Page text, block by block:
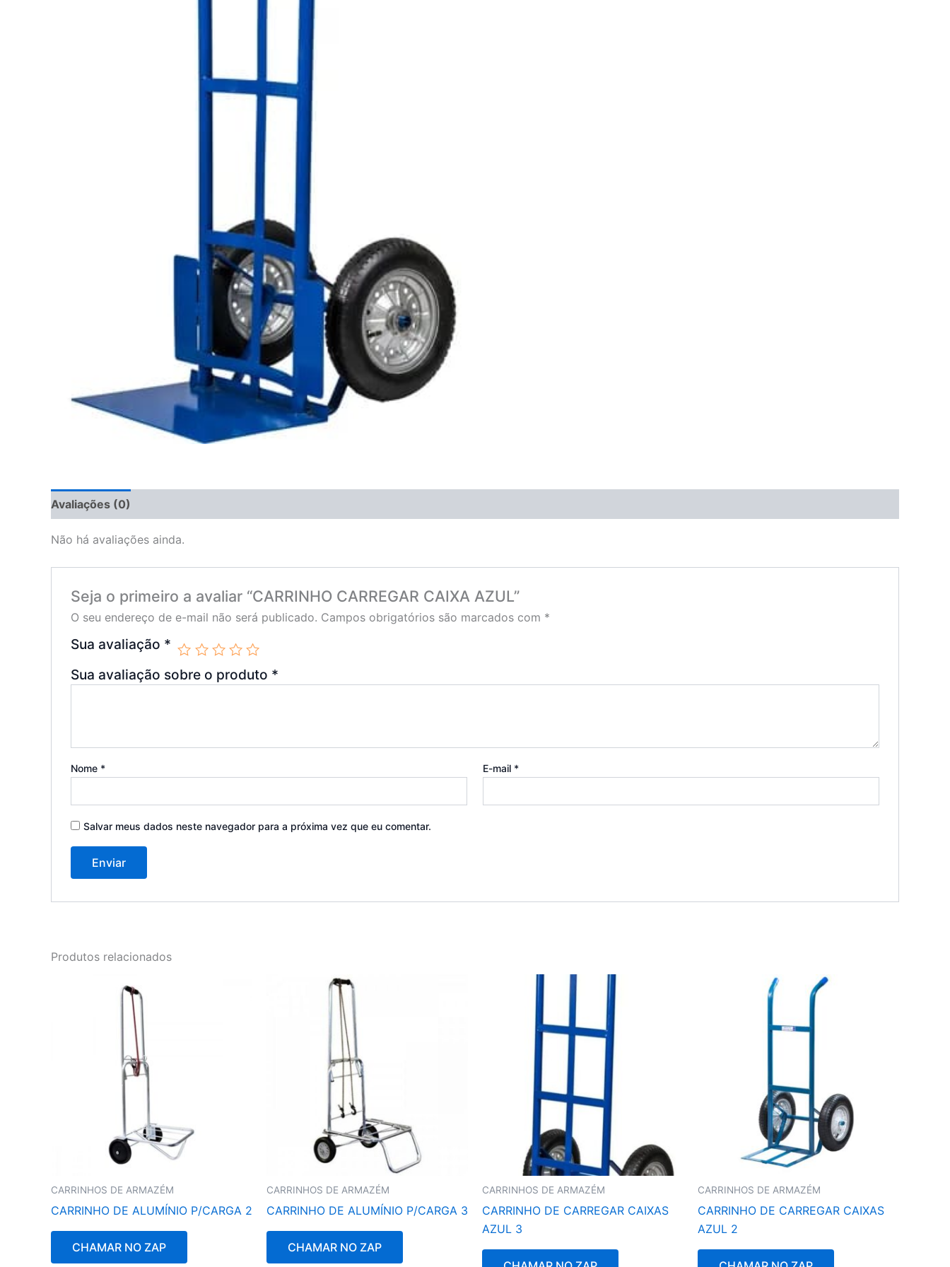
Avaliações (0)
Não há avaliações ainda.
Seja o primeiro a avaliar “CARRINHO CARREGAR CAIXA AZUL”
O seu endereço de e-mail não será publicado. Campos obrigatórios são marcados com *
Sua avaliação *
Sua avaliação sobre o produto *
Nome * E-mail *
Salvar meus dados neste navegador para a próxima vez que eu comentar.
Produtos relacionados
CARRINHOS DE ARMAZÉM
CARRINHO DE ALUMÍNIO P/CARGA 2
CHAMAR NO ZAP
CARRINHOS DE ARMAZÉM
CARRINHO DE ALUMÍNIO P/CARGA 3
CHAMAR NO ZAP
CARRINHOS DE ARMAZÉM
CARRINHO DE CARREGAR CAIXAS
AZUL 3
CARRINHOS DE ARMAZÉM
CARRINHO DE CARREGAR CAIXAS
AZUL 2